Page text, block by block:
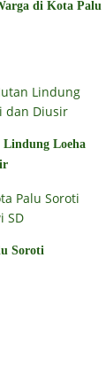
di Kota Palu
Lindung Loeha
Soroti